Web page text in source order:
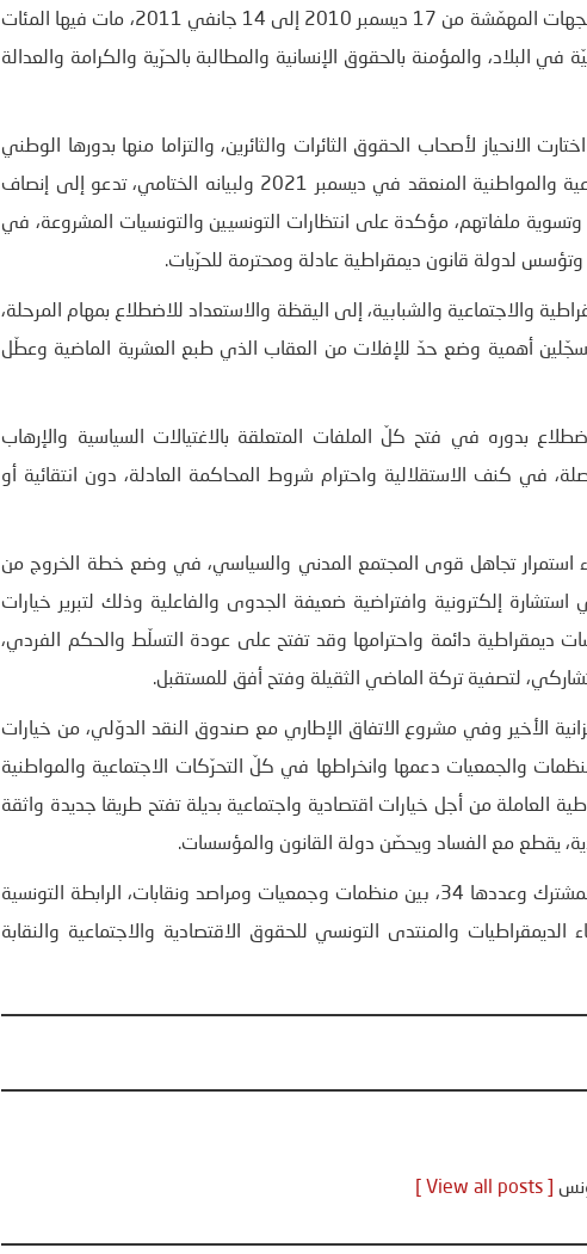
والتاريخي لإحياء ملحمة دامت قرابة الشّهر، صنعتها الجهات المهمّشة من 17 ديسمبر 2010 إلى 14 جانفي 2011، مات فيها المئات
البلاد، والمؤمنة بالحقوق الإنسانية والمطالبة بالحرّية والكرامة والعدالة
الانحياز لأصحاب الحقوق الثائرات والثائرين، والتزاما منها بدورها الوطني
ومتابعة لتوصيات المؤتمر الوطني للحركات الاجتماعية والمواطنية المنعقد في ديسمبر 2021 ولبيانه الختامي، تدعو إلى إنصاف
ملفاتهم، مؤكدة على انتظارات التونسيين والتونسيات المشروعة، في
لدولة قانون ديمقراطية عادلة ومحترمة للحرّيات.
والاجتماعية والشبابية، إلى اليقظة والاستعداد للاضطلاع بمهام المرحلة،
مسجّلين أهمية وضع حدّ للإفلات من العقاب الذي طبع العشرية الماضية وعطّل
بدوره في فتح كلّ الملفات المتعلقة بالاغتيالات السياسية والإرهاب
في كنف الاستقلالية واحترام شروط المحاكمة العادلة، دون انتقائية أو
استمرار تجاهل قوى المجتمع المدني والسياسي، في وضع خطة الخروج من
استشارة إلكترونية وافتراضية ضعيفة الجدوى والفاعلية وذلك لتبرير خيارات
دائمة واحترامها وقد تفتح على عودة التسلّط والحكم الفردي،
لتصفية تركة الماضي الثقيلة وفتح أفق للمستقبل.
الأخير وفي مشروع الاتفاق الإطاري مع صندوق النقد الدوّلي، من خيارات
والجمعيات دعمها وانخراطها في كلّ التحرّكات الاجتماعية والمواطنية
العاملة من أجل خيارات اقتصادية واجتماعية بديلة تفتح طريقا جديدة واثقة
يقطع مع الفساد ويحصّن دولة القانون والمؤسسات.
يُذكر أن من بين الأطراف الممضية على هذا البيان المشترك وعددها 34، بين منظمات وجمعيات ومراصد ونقابات، الرابطة التونسية
والمنتدى التونسي للحقوق الاقتصادية والاجتماعية والنقابة
[ View all posts ]